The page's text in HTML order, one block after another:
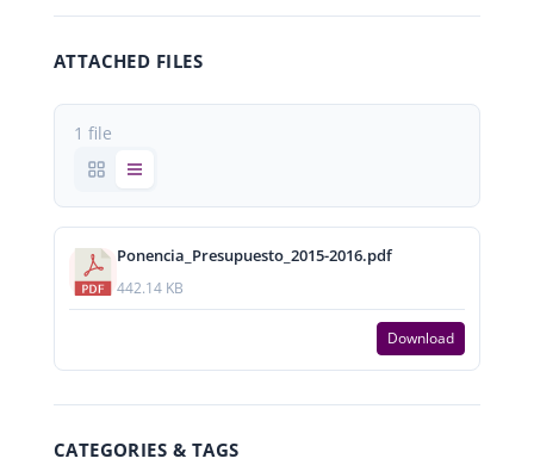
ATTACHED FILES
1 file
Ponencia_Presupuesto_2015-2016.pdf
442.14 KB
Download
CATEGORIES & TAGS